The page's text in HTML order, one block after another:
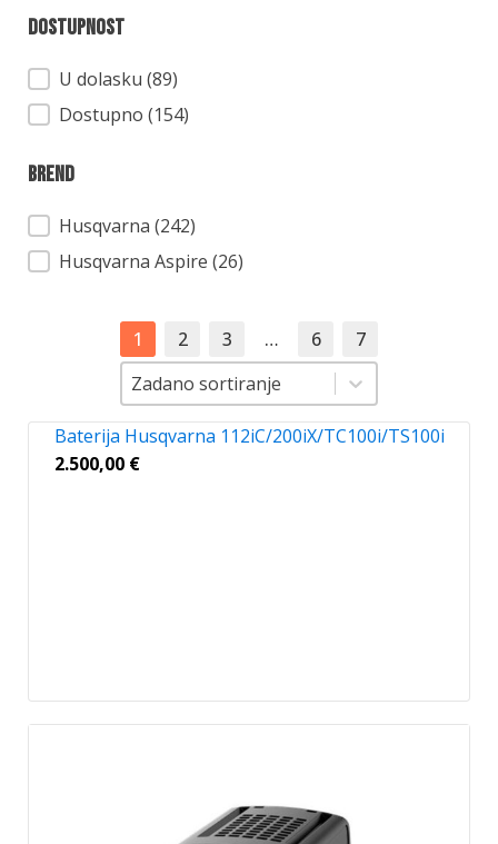
Dostupnost
Dostupnost
U dolasku (89)
Dostupno (154)
Brend
BrendHusqvarna (242)
Husqvarna Aspire (26)
1 2 3 … 6
7
Sortiranje
Zadano sortiranje
Sortiranje
Baterija Husqvarna 112iC/200iX/TC100i/TS100i
2.500,00 €